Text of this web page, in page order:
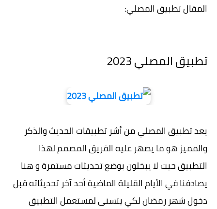
المقال تطبيق المصلي:
تطبيق المصلي 2023
يعد تطبيق المصلي من أشر تطبيقات الحديث والذكر
والمميز هو ما يصهر عليه الفريق المصمم لهذا
التطبيق حيت لا يبخلون بوضع تحديثات مستمرة و هنا
يصادفنا في الأيام القليلة الماضية أحد آخر تحديثاته قبل
دخول شهر رمضان لكي يتسنى لمستعمل التطبيق